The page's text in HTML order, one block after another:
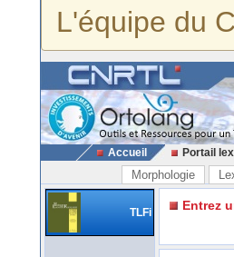
L'équipe du
Accueil Portail
Morphologie
TLFi Entrez